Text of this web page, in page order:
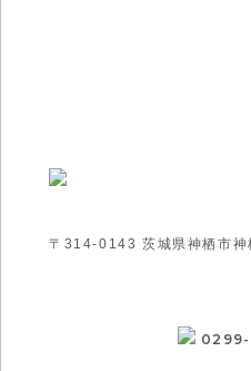
〒314-0143 茨城県神栖市